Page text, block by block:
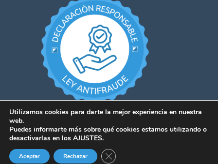
Utilizamos cookies para darte la mejor experiencia en nuestra
web.
Puedes informarte más sobre qué cookies estamos utilizando o
desactivarlas en los AJUSTES.
Aceptar Rechazar Cerrar el banner de cookies RGPD